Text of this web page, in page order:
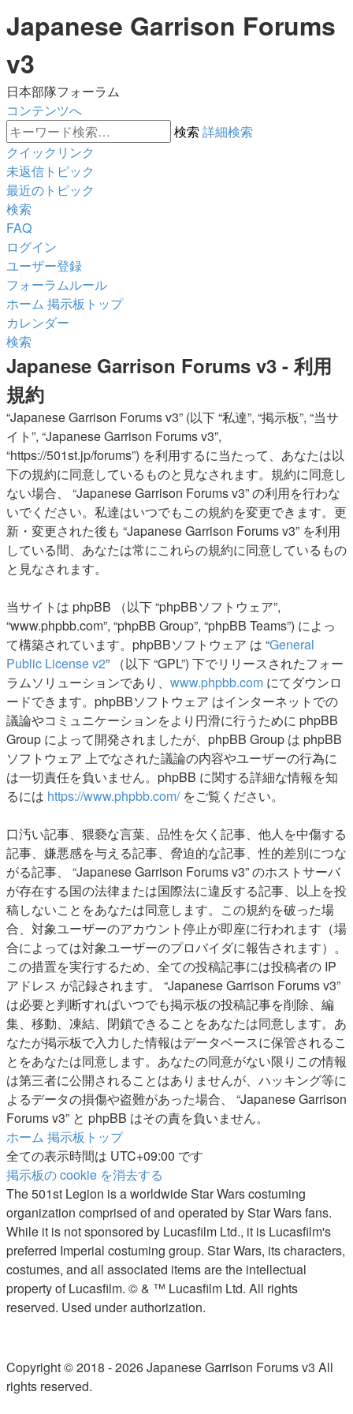
Japanese Garrison Forums
v3
日本部隊フォーラム
コンテンツへ
検索 詳細検索
クイックリンク
未返信トピック
最近のトピック
検索
FAQ
ログイン
ユーザー登録
フォーラムルール
ホーム 掲示板トップ
カレンダー
検索
Japanese Garrison Forums v3 - 利用
規約
“Japanese Garrison Forums v3” (以下 “私達”, “掲示板”, “当サ
イト”, “Japanese Garrison Forums v3”,
“https://501st.jp/forums”) を利用するに当たって、あなたは以
下の規約に同意しているものと見なされます。規約に同意し
ない場合、 “Japanese Garrison Forums v3” の利用を行わな
いでください。私達はいつでもこの規約を変更できます。更
新・変更された後も “Japanese Garrison Forums v3” を利用
している間、あなたは常にこれらの規約に同意しているもの
と見なされます。
当サイトは phpBB （以下 “phpBBソフトウェア”,
“www.phpbb.com”, “phpBB Group”, “phpBB Teams”) によっ
て構築されています。phpBBソフトウェア は “General
Public License v2” （以下 “GPL”) 下でリリースされたフォー
ラムソリューションであり、 www.phpbb.com にてダウンロ
ードできます。phpBBソフトウェア はインターネットでの
議論やコミュニケーションをより円滑に行うために phpBB
Group によって開発されましたが、phpBB Group は phpBB
ソフトウェア 上でなされた議論の内容やユーザーの行為に
は一切責任を負いません。phpBB に関する詳細な情報を知
るには https://www.phpbb.com/をご覧ください。
口汚い記事、猥褻な言葉、品性を欠く記事、他人を中傷する
記事、嫌悪感を与える記事、脅迫的な記事、性的差別につな
がる記事、 “Japanese Garrison Forums v3” のホストサーバ
が存在する国の法律または国際法に違反する記事、以上を投
稿しないことをあなたは同意します。この規約を破った場
合、対象ユーザーのアカウント停止が即座に行われます（場
合によっては対象ユーザーのプロバイダに報告されます）。
この措置を実行するため、全ての投稿記事には投稿者の IP
アドレス が記録されます。 “Japanese Garrison Forums v3”
は必要と判断すればいつでも掲示板の投稿記事を削除、編
集、移動、凍結、閉鎖できることをあなたは同意します。あ
なたが掲示板で入力した情報はデータベースに保管されるこ
とをあなたは同意します。あなたの同意がない限りこの情報
は第三者に公開されることはありませんが、ハッキング等に
よるデータの損傷や盗難があった場合、 “Japanese Garrison
Forums v3” と phpBB はその責を負いません。
ホーム 掲示板トップ
全ての表示時間は UTC+09:00 です
掲示板の cookie を消去する
The 501st Legion is a worldwide Star Wars costuming
organization comprised of and operated by Star Wars fans.
While it is not sponsored by Lucasfilm Ltd., it is Lucasfilm's
preferred Imperial costuming group. Star Wars, its characters,
costumes, and all associated items are the intellectual
property of Lucasfilm. © & ™ Lucasfilm Ltd. All rights
reserved. Used under authorization.
Copyright © 2018 - 2026 Japanese Garrison Forums v3 All
rights reserved.